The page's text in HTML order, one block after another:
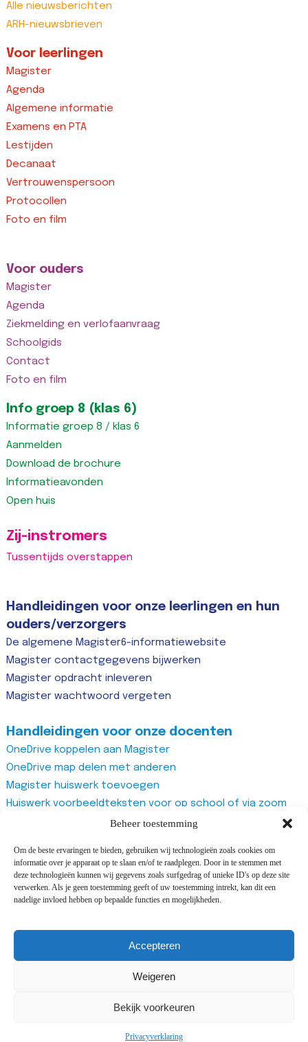
Beheer toestemming
Om de beste ervaringen te bieden, gebruiken wij technologieën zoals cookies om
informatie over je apparaat op te slaan en/of te raadplegen. Door in te stemmen met
deze technologieën kunnen wij gegevens zoals surfgedrag of unieke ID's op deze site
verwerken. Als je geen toestemming geeft of uw toestemming intrekt, kan dit een
nadelige invloed hebben op bepaalde functies en mogelijkheden.
Accepteren
Weigeren
Bekijk voorkeuren
Privacyverklaring
Alle nieuwsberichten
ARH-nieuwsbrieven
Voor leerlingen
Magister
Agenda
Algemene informatie
Examens en PTA
Lestijden
Decanaat
Vertrouwenspersoon
Protocollen
Foto en film
Voor ouders
Magister
Agenda
Ziekmelding en verlofaanvraag
Schoolgids
Contact
Foto en film
Info groep 8 (klas 6)
Informatie groep 8 / klas 6
Aanmelden
Download de brochure
Informatieavonden
Open huis
Zij-instromers
Tussentijds overstappen
Handleidingen voor onze leerlingen en hun
ouders/verzorgers
De algemene Magister6-informatiewebsite
Magister contactgegevens bijwerken
Magister opdracht inleveren
Magister wachtwoord vergeten
Handleidingen voor onze docenten
OneDrive koppelen aan Magister
OneDrive map delen met anderen
Magister huiswerk toevoegen
Huiswerk voorbeeldteksten voor op school of via zoom
Magister studiewijzers
Magister docentenhandleiding algemeen
Zoom account aanmaken
Zoom recurring meeting aanmaken
Vragenlijst van Office365 Forms gebruiken
©2025 All rights reserved Adriaan Roland Holstschool |
Design and development by
Cijs&Co